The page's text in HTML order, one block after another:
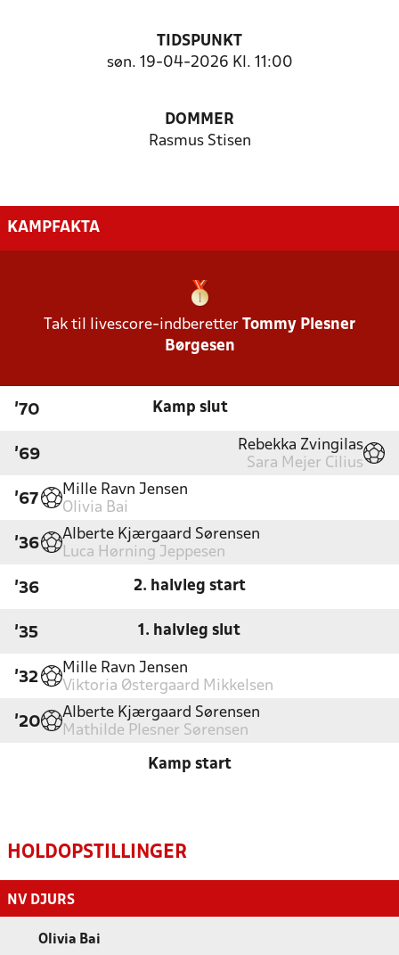
TIDSPUNKT
søn. 19-04-2026 Kl. 11:00
DOMMER
Rasmus Stisen
KAMPFAKTA
Tak til livescore-indberetter Tommy Plesner
Børgesen
'70 Kamp slut
'69
Rebekka Zvingilas
Sara Mejer Cilius
'67
Mille Ravn Jensen
Olivia Bai
'36
Alberte Kjærgaard Sørensen
Luca Hørning Jeppesen
'36 2. halvleg start
'35 1. halvleg slut
'32
Mille Ravn Jensen
Viktoria Østergaard Mikkelsen
'20
Alberte Kjærgaard Sørensen
Mathilde Plesner Sørensen
Kamp start
HOLDOPSTILLINGER
NV DJURS
Olivia Bai